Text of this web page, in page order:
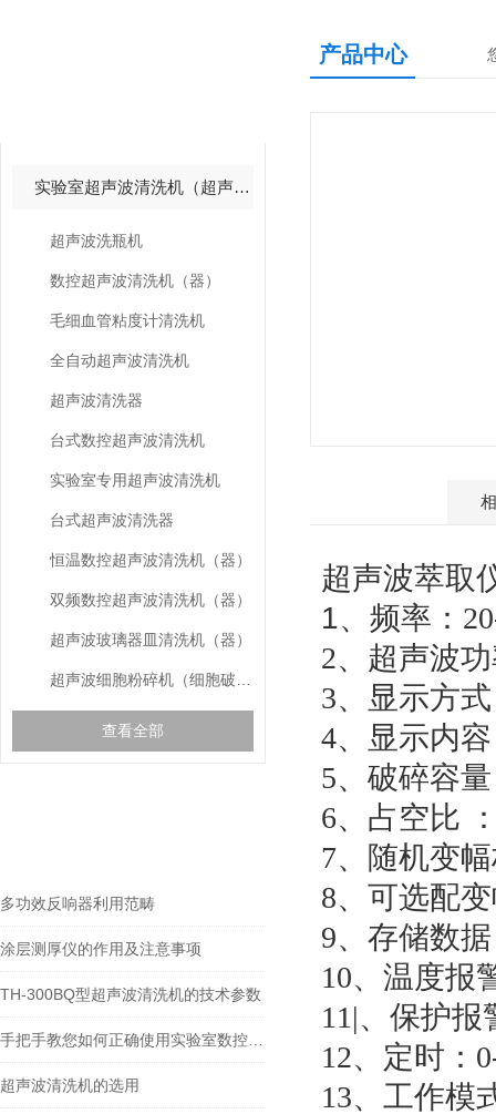
实验室超声波清洗机（超声波清洗器）
超声波洗瓶机
数控超声波清洗机（器）
毛细血管粘度计清洗机
全自动超声波清洗机
超声波清洗器
台式数控超声波清洗机
实验室专用超声波清洗机
台式超声波清洗器
恒温数控超声波清洗机（器）
双频数控超声波清洗机（器）
超声波玻璃器皿清洗机（器）
查看全部
多功效反响器利用范畴
涂层测厚仪的作用及注意事项
TH-300BQ型超声波清洗机的技术参数
超声波清洗机的选用
产品中心
超声波萃取
1、 频率：
2、超声波
3、显示方
4、显示内
5、破碎容
6、占空比
7、随机变
8、可选配
9、存储数
10、温度报
11|、保护
12、定时：
13、工作模